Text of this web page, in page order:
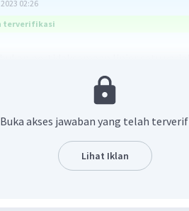
02:26
terverifikasi
linier satu variabel adalah
satu variabel dan berpangkat
0 , pangkat tertingginya dua
Buka akses jawaban yang telah
Lihat Iklan